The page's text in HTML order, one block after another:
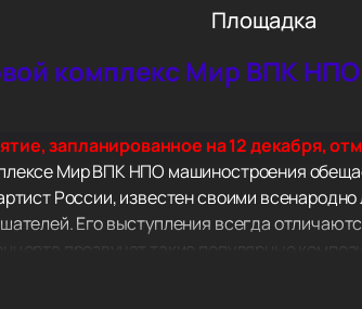
Площадка
комплекс Мир ВПК
запланированное на 12 декабря,
Мир ВПК НПО машиностроения
России, известен своими
Его выступления всегда
прозвучат такие популярные
«Мёд» и другие.